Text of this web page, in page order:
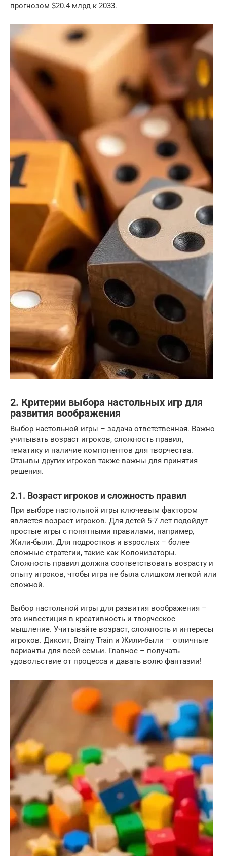
прогнозом $20.4 млрд к 2033.
2. Критерии выбора настольных игр для
развития воображения
Выбор настольной игры – задача ответственная. Важно
учитывать возраст игроков, сложность правил,
тематику и наличие компонентов для творчества.
Отзывы других игроков также важны для принятия
решения.
2.1. Возраст игроков и сложность правил
При выборе настольной игры ключевым фактором
является возраст игроков. Для детей 5-7 лет подойдут
простые игры с понятными правилами, например,
Жили-были. Для подростков и взрослых – более
сложные стратегии, такие как Колонизаторы.
Сложность правил должна соответствовать возрасту и
опыту игроков, чтобы игра не была слишком легкой или
сложной.
Выбор настольной игры для развития воображения –
это инвестиция в креативность и творческое
мышление. Учитывайте возраст, сложность и интересы
игроков. Диксит, Brainy Train и Жили-были – отличные
варианты для всей семьи. Главное – получать
удовольствие от процесса и давать волю фантазии!